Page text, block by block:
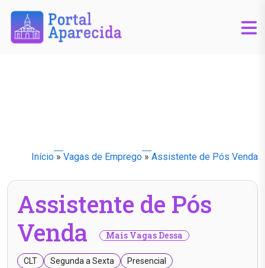
Início » Vagas de Emprego » Assistente de Pós Venda
Assistente de Pós
Venda
Mais Vagas Dessa
CLT Segunda a Sexta Presencial